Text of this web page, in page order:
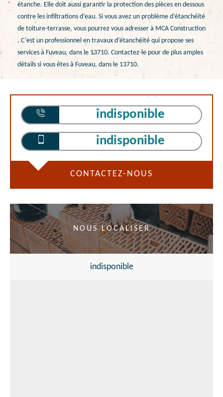
étanche. Elle doit aussi garantir la protection des pièces en dessous
contre les infiltrations d’eau. Si vous avez un problème d’étanchéité
de toiture-terrasse, vous pourrez vous adresser à MCA Construction
. C’est un professionnel en travaux d’étanchéité qui propose ses
services à Fuveau, dans le 13710. Contactez-le pour de plus amples
détails si vous êtes à Fuveau, dans le 13710.
indisponible
indisponible
CONTACTEZ-NOUS
NOUS LOCALISER
indisponible